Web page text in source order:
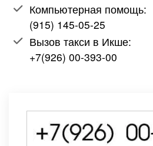
Компьютерная помощь:
(915) 145-05-25
Вызов такси в Икше:
+7(926) 00-393-00